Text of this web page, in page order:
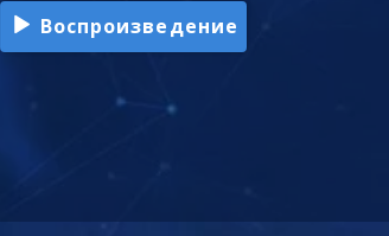
Воспроизведение